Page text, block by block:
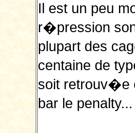
Il est un peu
r�pression
plupart des
centaine de
soit retrouv�e
bar le penalty...